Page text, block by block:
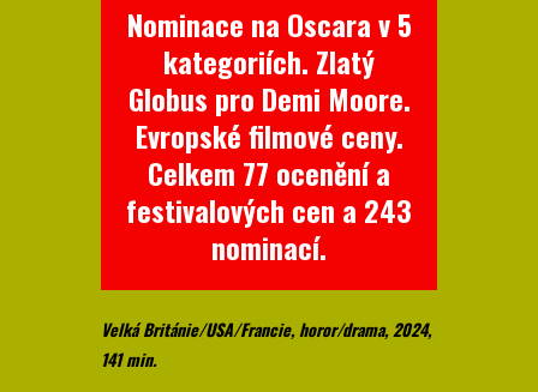
Nominace na Oscara v 5
kategoriích. Zlatý
Globus pro Demi Moore.
Evropské filmové ceny.
Celkem 77 ocenění a
festivalových cen a 243
nominací.
Velká Británie/USA/Francie, horor/drama, 2024,
141 min.